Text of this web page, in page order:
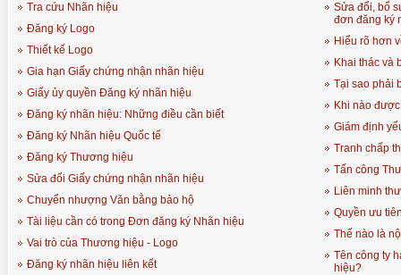
Tra cứu Nhãn hiệu
Đăng ký Logo
Thiết kế Logo
Gia hạn Giấy chứng nhận nhãn hiệu
Giấy ủy quyền Đăng ký nhãn hiệu
Đăng ký nhãn hiệu: Những điều cần biết
Đăng ký Nhãn hiệu Quốc tế
Đăng ký Thương hiệu
Sửa đổi Giấy chứng nhận nhãn hiệu
Chuyển nhượng Văn bằng bảo hộ
Tài liệu cần có trong Đơn đăng ký Nhãn hiệu
Vai trò của Thương hiệu - Logo
Đăng ký nhãn hiệu liên kết
Sửa đổi, bổ
đơn đăng ký
Hiểu rõ hơn
Khai thác và
Tại sao phải
Khi nào
Giám định
Tranh chấp
Tấn công
Liên minh
Quyền ưu
Thế nào là
Tên công ty
hiệu?